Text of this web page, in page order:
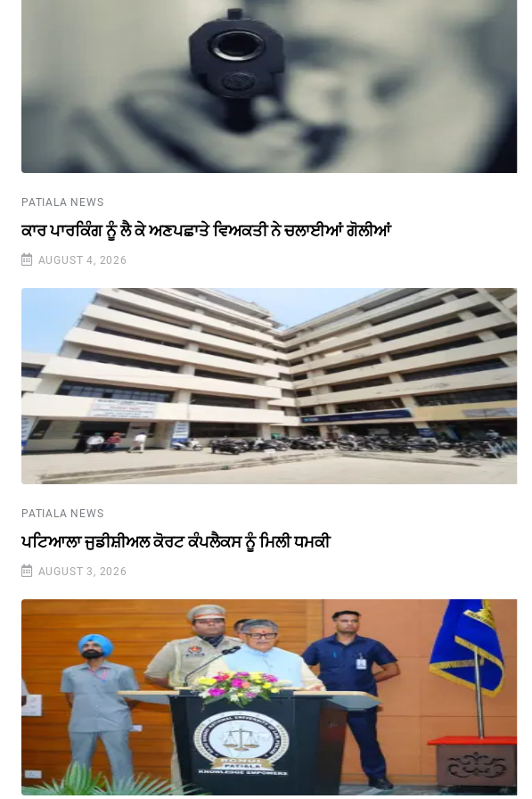
PATIALA NEWS
ਕਾਰ ਪਾਰਕਿੰਗ ਨੂੰ ਲੈ ਕੇ ਅਣਪਛਾਤੇ ਵਿਅਕਤੀ ਨੇ ਚਲਾਈਆਂ ਗੋਲੀਆਂ
AUGUST 4, 2026
PATIALA NEWS
ਪਟਿਆਲਾ ਜੁਡੀਸ਼ੀਅਲ ਕੋਰਟ ਕੰਪਲੈਕਸ ਨੂੰ ਮਿਲੀ ਧਮਕੀ
AUGUST 3, 2026